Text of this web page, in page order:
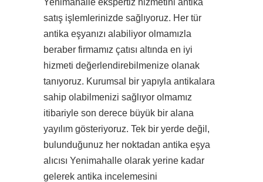
Yenimahalle ekspertiz hizmetini antika
satış işlemlerinizde sağlıyoruz. Her tür
antika eşyanızı alabiliyor olmamızla
beraber firmamız çatısı altında en iyi
hizmeti değerlendirebilmenize olanak
tanıyoruz. Kurumsal bir yapıyla antikalara
sahip olabilmenizi sağlıyor olmamız
itibariyle son derece büyük bir alana
yayılım gösteriyoruz. Tek bir yerde değil,
bulunduğunuz her noktadan antika eşya
alıcısı Yenimahalle olarak yerine kadar
gelerek antika incelemesini